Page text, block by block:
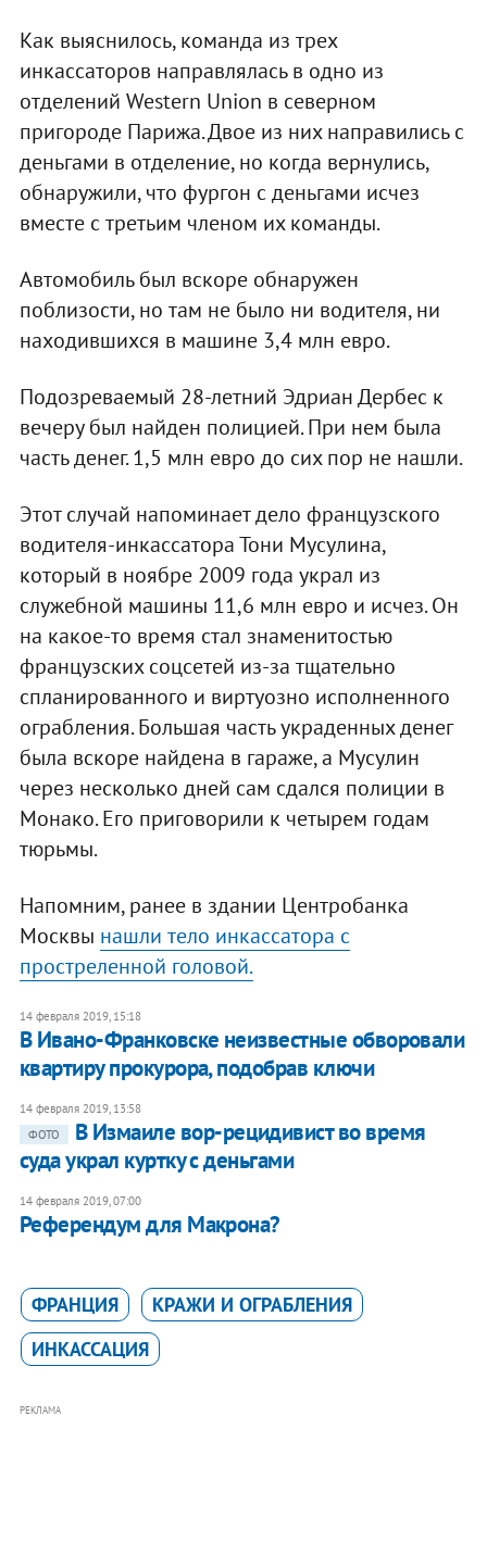
Как выяснилось, команда из трех
инкассаторов направлялась в одно из
отделений Western Union в северном
пригороде Парижа. Двое из них направились с
деньгами в отделение, но когда вернулись,
обнаружили, что фургон с деньгами исчез
вместе с третьим членом их команды.
Автомобиль был вскоре обнаружен
поблизости, но там не было ни водителя, ни
находившихся в машине 3,4 млн евро.
Подозреваемый 28-летний Эдриан Дербес к
вечеру был найден полицией. При нем была
часть денег. 1,5 млн евро до сих пор не нашли.
Этот случай напоминает дело французского
водителя-инкассатора Тони Мусулина,
который в ноябре 2009 года украл из
служебной машины 11,6 млн евро и исчез. Он
на какое-то время стал знаменитостью
французских соцсетей из-за тщательно
спланированного и виртуозно исполненного
ограбления. Большая часть украденных денег
была вскоре найдена в гараже, а Мусулин
через несколько дней сам сдался полиции в
Монако. Его приговорили к четырем годам
тюрьмы.
Напомним, ранее в здании Центробанка
Москвы нашли тело инкассатора с
простреленной головой.
14 февраля 2019, 15:18
В Ивано-Франковске неизвестные обворовали
квартиру прокурора, подобрав ключи
14 февраля 2019, 13:58
ФОТО
В Измаиле вор-рецидивист во время
суда украл куртку с деньгами
14 февраля 2019, 07:00
Референдум для Макрона?
ФРАНЦИЯ
КРАЖИ И ОГРАБЛЕНИЯ
ИНКАССАЦИЯ
РЕКЛАМА